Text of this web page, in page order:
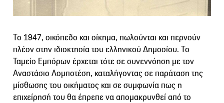
Το 1947, οικόπεδο και οίκημα, πωλούνται και περνούν
πλέον στην ιδιοκτησία του ελληνικού Δημοσίου. Το
Ταμείο Εμπόρων έρχεται τότε σε συνεννόηση με τον
Αναστάσιο Λομποτέση, καταλήγοντας σε παράταση της
μίσθωσης του οικήματος και σε συμφωνία πως η
επιχείρησή του θα έπρεπε να απομακρυνθεί από το